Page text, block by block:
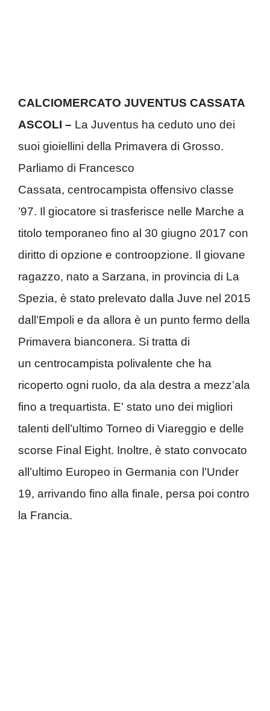
CALCIOMERCATO JUVENTUS CASSATA
ASCOLI – La Juventus ha ceduto uno dei
suoi gioiellini della Primavera di Grosso.
Parliamo di Francesco
Cassata, centrocampista offensivo classe
’97. Il giocatore si trasferisce nelle Marche a
titolo temporaneo fino al 30 giugno 2017 con
diritto di opzione e controopzione. Il giovane
ragazzo, nato a Sarzana, in provincia di La
Spezia, è stato prelevato dalla Juve nel 2015
dall’Empoli e da allora è un punto fermo della
Primavera bianconera. Si tratta di
un centrocampista polivalente che ha
ricoperto ogni ruolo, da ala destra a mezz’ala
fino a trequartista. E’ stato uno dei migliori
talenti dell’ultimo Torneo di Viareggio e delle
scorse Final Eight. Inoltre, è stato convocato
all’ultimo Europeo in Germania con l’Under
19, arrivando fino alla finale, persa poi contro
la Francia.